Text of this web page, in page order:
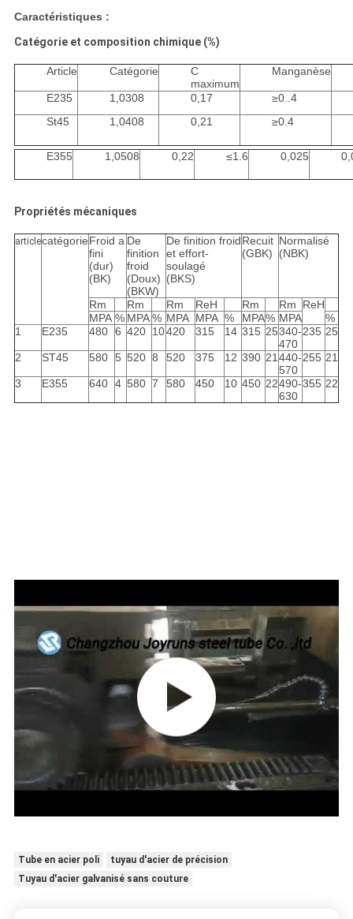
Caractéristiques :
Catégorie et composition chimique (%)
Article Catégorie
C
maximum
Manganèse
E235 1,0308 0,17
≥0..4
St45
1,0408 0,21 ≥0.4
E355 1,0508 0,22 ≤1.6 0,025
Propriétés mécaniques
articlecatégorieFroid a
fini
(dur)
(BK)
De
finition
froid
(Doux)
(BKW)
De finition froid
et effort-
soulagé
(BKS)
Recuit
(GBK)
Normalisé
(NBK)
Rm Rm Rm ReH Rm Rm
ReH
MPA % MPA% MPA MPA % MPA% MPA
%
1
E235 480 6 420 10420 315 14 315 25340-
470
235 25
2 ST45 580 5 520 8 520 375 12 390 21440-
570
255 21
3 E355 640 4 580 7 580 450 10 450 22490-
630
355 22
Tube en acier poli
tuyau d'acier de précision
Tuyau d'acier galvanisé sans couture